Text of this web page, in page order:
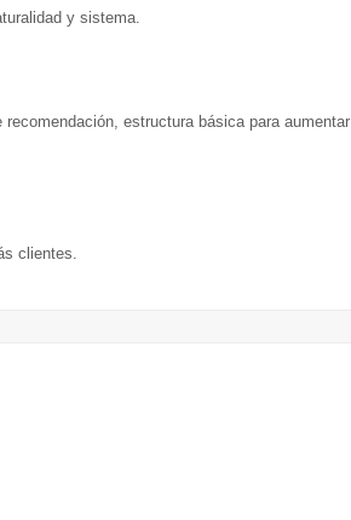
y sistema.
estructura básica para aumentar
clientes.